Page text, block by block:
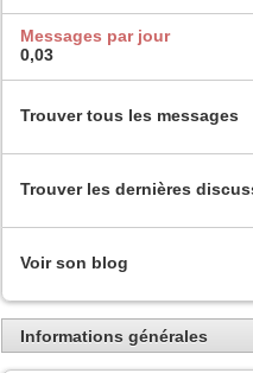
Messages par jour
0,03
Trouver tous les messages
Trouver les dernières
Voir son blog
Informations générales